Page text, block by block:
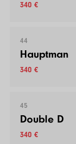
340 €
44
Hauptman
340 €
45
Double D
340 €